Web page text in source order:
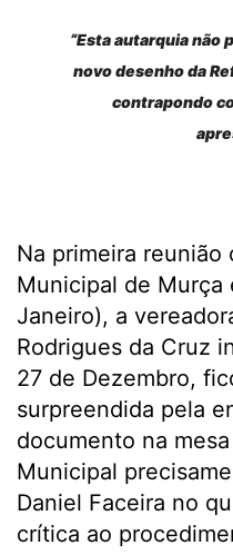
“Esta autarquia não
novo desenho da
contrapondo
Na primeira reunião
Municipal de Murça
Janeiro), a
Rodrigues da Cruz
27 de Dezembro,
surpreendida pela
documento na
Municipal
Daniel Faceira no
crítica ao